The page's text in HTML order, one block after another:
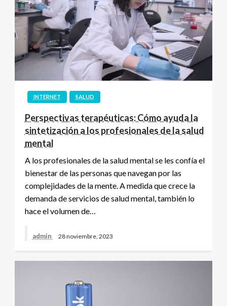
INTERNET SALUD
Perspectivas terapéuticas: Cómo ayuda la
sintetización a los profesionales de la salud
mental
A los profesionales de la salud mental se les confía el
bienestar de las personas que navegan por las
complejidades de la mente. A medida que crece la
demanda de servicios de salud mental, también lo
hace el volumen de…
admin 28 noviembre, 2023